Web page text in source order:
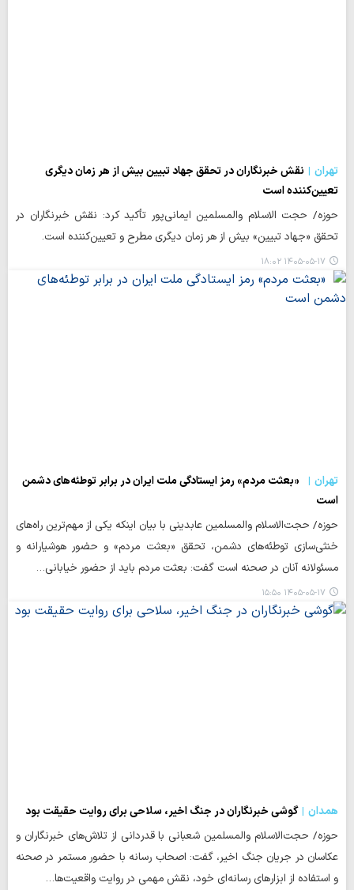
تهران
نقش خبرنگاران در تحقق جهاد تبیین بیش از هر زمان دیگری
تعیین‌کننده است
حوزه/ حجت الاسلام والمسلمین ایمانی‌پور تأکید کرد: نقش خبرنگاران در
تحقق «جهاد تبیین» بیش از هر زمان دیگری مطرح و تعیین‌کننده است.
۱۴۰۵-۰۵-۱۷ ۱۸:۰۲
تهران
«بعثت مردم» رمز ایستادگی ملت ایران در برابر توطئه‌های دشمن
است
حوزه/ حجت‌الاسلام والمسلمین عابدینی با بیان اینکه یکی از مهم‌ترین راه‌های
خنثی‌سازی توطئه‌های دشمن، تحقق «بعثت مردم» و حضور هوشیارانه و
مسئولانه آنان در صحنه است گفت: بعثت مردم باید از حضور خیابانی…
۱۴۰۵-۰۵-۱۷ ۱۵:۵۰
همدان
گوشی خبرنگاران در جنگ اخیر، سلاحی برای روایت حقیقت بود
حوزه/ حجت‌الاسلام والمسلمین شعبانی با قدردانی از تلاش‌های خبرنگاران و
عکاسان در جریان جنگ اخیر، گفت: اصحاب رسانه با حضور مستمر در صحنه
و استفاده از ابزارهای رسانه‌ای خود، نقش مهمی در روایت واقعیت‌ها…